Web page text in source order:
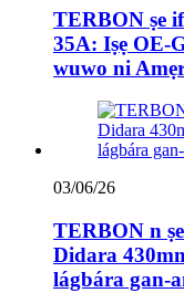
TERBON ṣe
35A: Iṣẹ OE-
wuwo ni
03/06/26
TERBON n
Didara
lágbára gan-